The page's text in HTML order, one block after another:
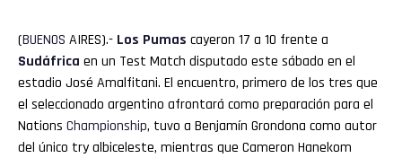
(BUENOS AIRES).- Los Pumas cayeron 17 a 10 frente a
Sudáfrica en un Test Match disputado este sábado en el
estadio José Amalfitani. El encuentro, primero de los tres que
el seleccionado argentino afrontará como preparación para el
Nations Championship, tuvo a Benjamín Grondona como autor
del único try albiceleste, mientras que Cameron Hanekom